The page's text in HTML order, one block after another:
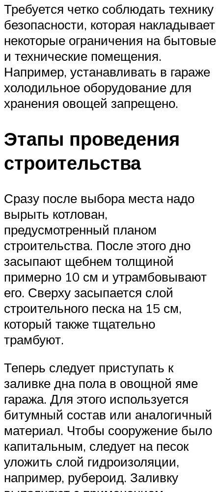
Требуется четко соблюдать технику
безопасности, которая накладывает
некоторые ограничения на бытовые
и технические помещения.
Например, устанавливать в гараже
холодильное оборудование для
хранения овощей запрещено.
Этапы проведения
строительства
Сразу после выбора места надо
вырыть котлован,
предусмотренный планом
строительства. После этого дно
засыпают щебнем толщиной
примерно 10 см и утрамбовывают
его. Сверху засыпается слой
строительного песка на 15 см,
который также тщательно
трамбуют.
Теперь следует приступать к
заливке дна пола в овощной яме
гаража. Для этого используется
битумный состав или аналогичный
материал. Чтобы сооружение было
капитальным, следует на песок
уложить слой гидроизоляции,
например, рубероид. Заливку